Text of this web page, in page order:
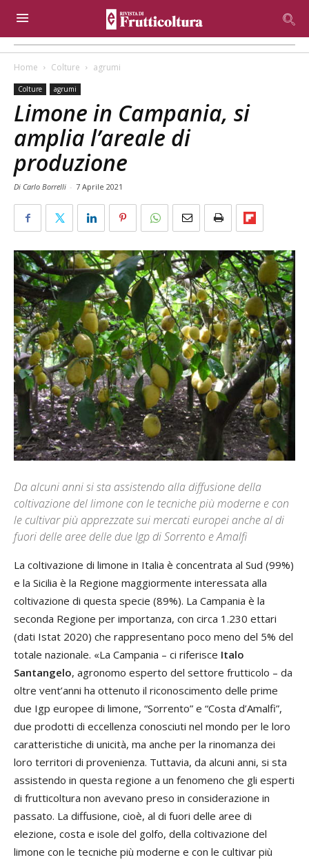
Home Colture agrumi
Colture agrumi
Limone in Campania, si
amplia l’areale di
produzione
Di Carlo Borrelli - 7 Aprile 2021
Da alcuni anni si sta assistendo alla diffusione della
coltivazione del limone con le tecniche più moderne e con
le cultivar più apprezzate sui mercati europei anche al di
fuori delle aree delle due Igp di Sorrento e Amalfi
La coltivazione di limone in Italia è concentrata al Sud (99%)
e la Sicilia è la Regione maggiormente interessata alla
coltivazione di questa specie (89%). La Campania è la
seconda Regione per importanza, con circa 1.230 ettari
(dati Istat 2020) che rappresentano poco meno del 5% del
totale nazionale. «La Campania – ci riferisce Italo
Santangelo, agronomo esperto del settore frutticolo – da
oltre vent’anni ha ottenuto il riconoscimento delle prime
due Igp europee di limone, “Sorrento” e “Costa d’Amalfi”,
due prodotti di eccellenza conosciuti nel mondo per le loro
caratteristiche di unicità, ma anche per la rinomanza dei
loro territori di provenienza. Tuttavia, da alcuni anni, si sta
assistendo in questa regione a un fenomeno che gli esperti
di frutticoltura non avevano preso in considerazione in
passato. La diffusione, cioè, al di fuori delle aree di
elezione, costa e isole del golfo, della coltivazione del
limone con le tecniche più moderne e con le cultivar più